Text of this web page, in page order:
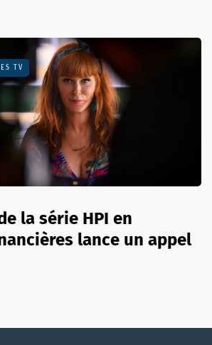
TV
la série HPI en
lance un appel